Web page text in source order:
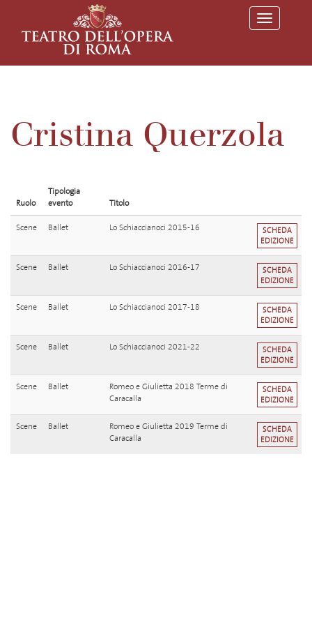
T
o
l
g
a
Cristina Querzola
Ruolo
Tipologia
evento
Titolo
Scene Ballet Lo Schiaccianoci 2015-16
SCHEDA
EDIZIONE
Scene Ballet Lo Schiaccianoci 2016-17
SCHEDA
EDIZIONE
Scene Ballet Lo Schiaccianoci 2017-18
SCHEDA
EDIZIONE
Scene Ballet Lo Schiaccianoci 2021-22
SCHEDA
EDIZIONE
Scene Ballet
Romeo e Giulietta 2018 Terme di
Caracalla
SCHEDA
EDIZIONE
Scene Ballet
Romeo e Giulietta 2019 Terme di
Caracalla
SCHEDA
EDIZIONE